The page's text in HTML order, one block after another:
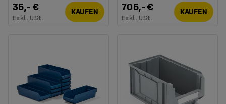
35,- €
Exkl. USt.
KAUFEN 705,- €
Exkl. USt.
KAUFEN